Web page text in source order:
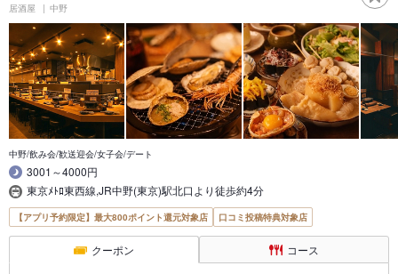
居酒屋 中野
中野/飲み会/歓送迎会/女子会/デート
3001～4000円
東京ﾒﾄﾛ東西線,JR中野(東京)駅北口より徒歩約4分
【アプリ予約限定】最大800ポイント還元対象店 口コミ投稿特典対象店
クーポン コース